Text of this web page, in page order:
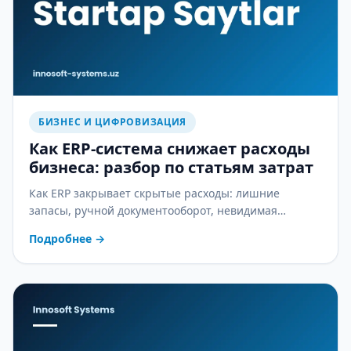
БИЗНЕС И ЦИФРОВИЗАЦИЯ
Как ERP-система снижает расходы
бизнеса: разбор по статьям затрат
Как ERP закрывает скрытые расходы: лишние
запасы, ручной документооборот, невидимая
разбор.
Подробнее →